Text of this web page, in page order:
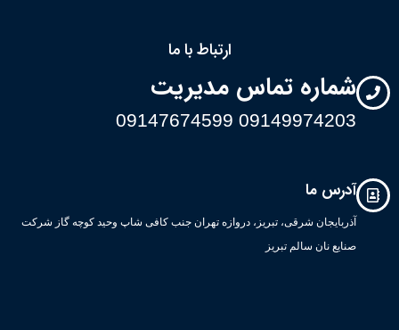
ارتباط با ما
شماره تماس مدیریت
09149974203 09147674599
آدرس ما
آذربایجان شرقی، تبریز، دروازه تهران جنب کافی شاپ وحید کوچه گاز شرکت
صنایع نان سالم تبریز